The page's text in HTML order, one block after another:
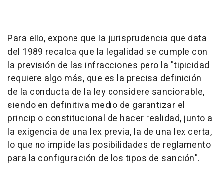
Para ello, expone que la jurisprudencia que data
del 1989 recalca que la legalidad se cumple con
la previsión de las infracciones pero la "tipicidad
requiere algo más, que es la precisa definición
de la conducta de la ley considere sancionable,
siendo en definitiva medio de garantizar el
principio constitucional de hacer realidad, junto a
la exigencia de una lex previa, la de una lex certa,
lo que no impide las posibilidades de reglamento
para la configuración de los tipos de sanción".